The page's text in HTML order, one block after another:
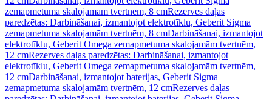
zemapmetuma skalojamām tvertnēm, 8 cmRezerves daļas
paredzētas: Darbināšanai, izmantojot elektrotīklu, Geberit Sigma
zemapmetuma skalojamām tvertnēm, 8 cmDarbināšanai, izmantojot
elektrotīklu, Geberit Omega zemapmetuma skalojamām tvertnēm,
12 cmRezerves daļas paredzētas: Darbināšanai, izmantojot
elektrotīklu, Geberit Omega zemapmetuma skalojamām tvertnēm,
12 cmDarbināšanai, izmantojot baterijas, Geberit Sigma
zemapmetuma skalojamām tvertnēm, 12 cmRezerves daļas